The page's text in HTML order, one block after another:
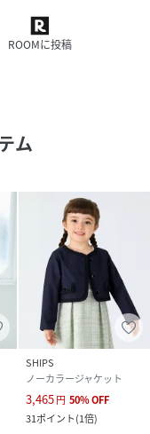
が多少異なって表
衣料や下着(特に白
95% ポリウレタン5%
ステル95% ポリウレタ
】
95% ポリウレタン5%
テル97% ポリウレタ
ROOMに投稿
ム
SHIPS
ノーカラージャケット
3,465円 50%OFF
31ポイント(1倍)